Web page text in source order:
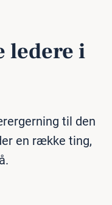
ledere i
til den
en række ting,